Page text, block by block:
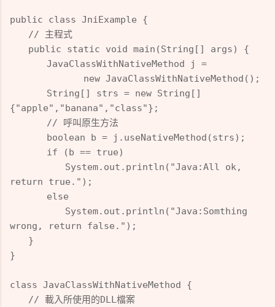
public class JniExample {
// 主程式
public static void main(String[] args) {
JavaClassWithNativeMethod j =
new JavaClassWithNativeMethod( );
String[] strs = new String[]
{"apple","banana","class"};
// 呼叫原生方法
boolean b = j.useNativeMethod(strs);
if (b == true)
System.out.println("Java:All ok,
return true.");
else
System.out.println("Java:Somthing
wrong, return false.");
}
}
class JavaClassWithNativeMethod {
// 載入所使用的DLL檔案